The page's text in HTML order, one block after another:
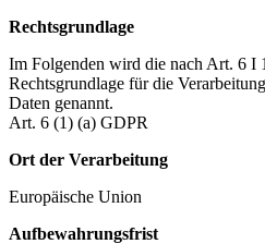
Rechtsgrundlage
Im Folgenden wird die nach Art. 6 I
Rechtsgrundlage für die
Daten genannt.
Art. 6 (1) (a) GDPR
Ort der Verarbeitung
Europäische Union
Aufbewahrungsfrist